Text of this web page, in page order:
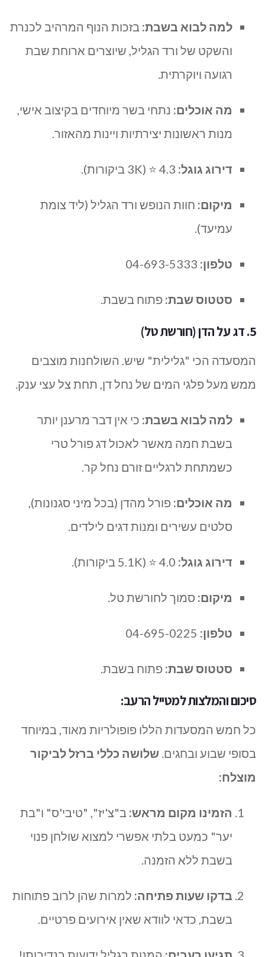
למה לבוא בשבת: בזכות הנוף המרהיב לכנרת
והשקט של ורד הגליל, שיוצרים ארוחת שבת
רגועה ויוקרתית.
מה אוכלים: נתחי בשר מיוחדים בקיצוב אישי,
מנות ראשונות יצירתיות ויינות מהאזור.
דירוג גוגל:
מיקום: חוות הנופש ורד הגליל (ליד צומת
עמיעד).
טלפון:
סטטוס שבת: פתוח בשבת.
5. דג על הדן (חורשת טל)
המסעדה הכי "גלילית" שיש. השולחנות מוצבים
ממש מעל פלגי המים של נחל דן, תחת צל עצי ענק.
למה לבוא בשבת: כי אין דבר מרענן יותר
בשבת חמה מאשר לאכול דג פורל טרי
כשמתחת לרגליים זורם נחל קר.
מה אוכלים: פורל מהדן (בכל מיני סגנונות),
סלטים עשירים ומנות דגים לילדים.
דירוג גוגל:
מיקום: סמוך לחורשת טל.
טלפון:
סטטוס שבת: פתוח בשבת.
סיכום והמלצות למטייל הרעב:
כל חמש המסעדות הללו פופולריות מאוד, במיוחד
בסופי שבוע ובחגים. שלושה כללי ברזל לביקור
מוצלח:
הזמינו מקום מראש: ב"צ'יז", "טיבי'ס" ו"בת
יער" כמעט בלתי אפשרי למצוא שולחן פנוי
בשבת ללא הזמנה.
בדקו שעות פתיחה: למרות שהן לרוב פתוחות
בשבת, כדאי לוודא שאין אירועים פרטיים.